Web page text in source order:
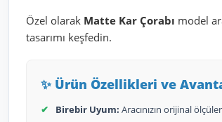
Özel olarak Matte Kar Çorabı model
tasarımı keşfedin.
✨ Ürün Özellikleri ve
✔ Birebir Uyum: Aracınızın orijinal